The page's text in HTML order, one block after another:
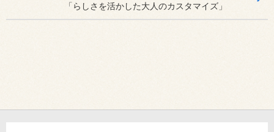
「らしさを活かした大人のカスタマイズ」